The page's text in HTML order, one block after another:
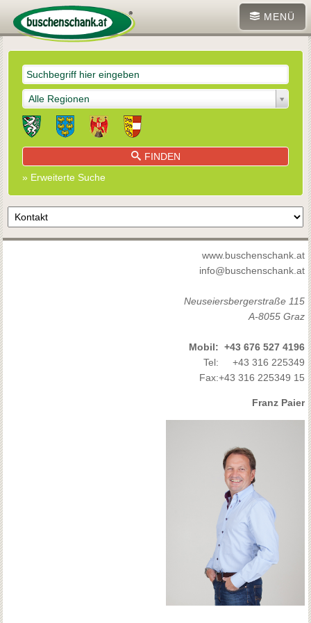
MENÜ
Alle Regionen
FINDEN
» Erweiterte Suche
www.buschenschank.at
info@buschenschank.at
Neuseiersbergerstraße 115
A-8055 Graz
Mobil: +43 676 527 4196
Tel:
+43 316 225349
Fax:+43 316 225349 15
Franz Paier